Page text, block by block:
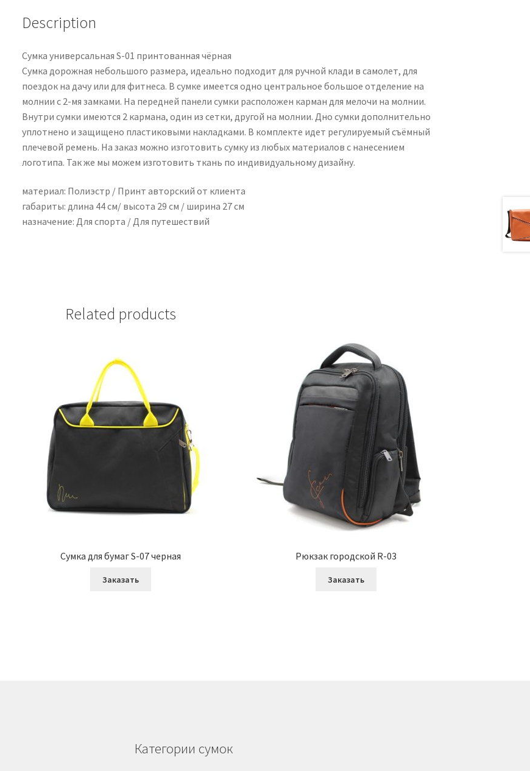
Description
Сумка универсальная S-01 принтованная чёрная
Сумка дорожная небольшого размера, идеально подходит для ручной клади в самолет, для
поездок на дачу или для фитнеса. В сумке имеется одно центральное большое отделение на
молнии с 2-мя замками. На передней панели сумки расположен карман для мелочи на молнии.
Внутри сумки имеются 2 кармана, один из сетки, другой на молнии. Дно сумки дополнительно
уплотнено и защищено пластиковыми накладками. В комплекте идет регулируемый съёмный
плечевой ремень. На заказ можно изготовить сумку из любых материалов с нанесением
логотипа. Так же мы можем изготовить ткань по индивидуальному дизайну.
материал: Полиэстр / Принт авторский от клиента
габариты: длина 44 см/ высота 29 см / ширина 27 см
назначение: Для спорта / Для путешествий
Related products
Сумка для бумаг S-07 черная
Заказать
Рюкзак городской R-03
Заказать
Категории сумок